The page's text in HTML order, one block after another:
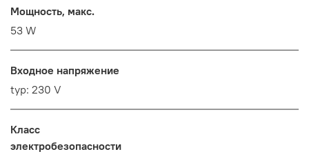
Мощность, макс.
53 W
Входное напряжение
typ: 230 V
Класс
электробезопасности